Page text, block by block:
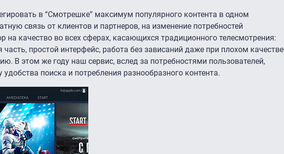
в “Смотрешке” максимум популярного контента в одном
связь от клиентов и партнеров, на изменение потребностей
на качество во всех сферах, касающихся традиционного телесмотрения:
простой интерфейс, работа без зависаний даже при плохом качестве
В этом же году наш сервис, вслед за потребностями пользователей,
поиска и потребления разнообразного контента.